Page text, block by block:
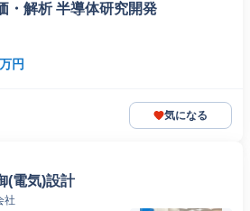
・解析 半導体研究開発
円
気になる
(電気)設計
社